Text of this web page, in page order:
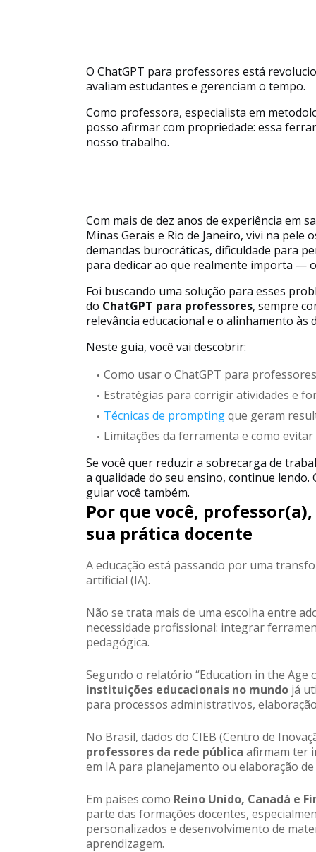
O ChatGPT para professores está
avaliam estudantes e gerenciam o tempo.
Como professora, especialista em
posso afirmar com propriedade: essa
nosso trabalho.
Com mais de dez anos de experiência em
Minas Gerais e Rio de Janeiro, vivi na pele
demandas burocráticas, dificuldade para
para dedicar ao que realmente importa —
Foi buscando uma solução para esses
do ChatGPT para professores, sempre
relevância educacional e o alinhamento às
Neste guia, você vai descobrir:
Como usar o ChatGPT para
Estratégias para corrigir atividades e
Técnicas de promptingque geram
Limitações da ferramenta e como
Se você quer reduzir a sobrecarga de
a qualidade do seu ensino, continue
guiar você também.
Por que você,
sua prática docente
A educação está passando por uma
artificial (IA).
Não se trata mais de uma escolha entre
necessidade profissional: integrar
pedagógica.
Segundo o relatório “Education in the Age
instituições educacionais no mundo já
para processos administrativos,
No Brasil, dados do CIEB (Centro de
professores da rede pública afirmam ter
em IA para planejamento ou elaboração de
Em países como Reino Unido, Canadá e
parte das formações docentes,
personalizados e desenvolvimento de
aprendizagem.